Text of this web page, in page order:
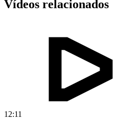
Vídeos relacionados
12:11